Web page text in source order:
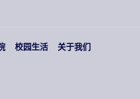
校园生活 关于我们